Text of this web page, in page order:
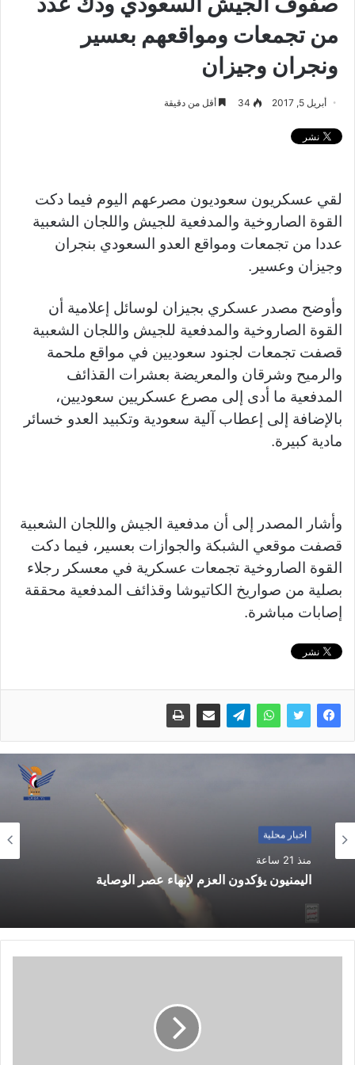
من تجمعات ومواقعهم بعسير
ونجران وجيزان
أبريل 5, 2017 34 أقل من دقيقة
لقي عسكريون سعوديون مصرعهم اليوم فيما دكت
القوة الصاروخية والمدفعية للجيش واللجان الشعبية
عددا من تجمعات ومواقع العدو السعودي بنجران
وجيزان وعسير.
وأوضح مصدر عسكري بجيزان لوسائل إعلامية أن
القوة الصاروخية والمدفعية للجيش واللجان الشعبية
قصفت تجمعات لجنود سعوديين في مواقع ملحمة
والرميح وشرقان والمعريضة بعشرات القذائف
المدفعية ما أدى إلى مصرع عسكريين سعوديين،
بالإضافة إلى إعطاب آلية سعودية وتكبيد العدو خسائر
مادية كبيرة.
وأشار المصدر إلى أن مدفعية الجيش واللجان الشعبية
قصفت موقعي الشبكة والجوازات بعسير، فيما دكت
القوة الصاروخية تجمعات عسكرية في معسكر رجلاء
بصلية من صواريخ الكاتيوشا وقذائف المدفعية محققة
إصابات مباشرة.
اخبار محلية
منذ 21 ساعة
اليمنيون يؤكدون العزم لإنهاء عصر الوصاية
اخبار محلية
منذ يومين
النظام السعودي يهرب من استحقاقات العادلة
للشعب اليمني إلى اتفاقيات الدفاع المشترك ..
وصنعاء تؤكد بأن معادلة الحصار بالحصار مستمرة